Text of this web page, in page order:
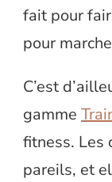
fait pour
pour
C’est
gamme
fitness. Les
pareils, et